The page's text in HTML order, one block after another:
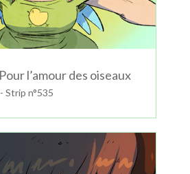
l’amour des oiseaux
- Strip n°535